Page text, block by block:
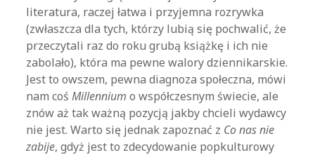
literatura, raczej łatwa i przyjemna rozrywka
(zwłaszcza dla tych, którzy lubią się pochwalić, że
przeczytali raz do roku grubą książkę i ich nie
zabolało), która ma pewne walory dziennikarskie.
Jest to owszem, pewna diagnoza społeczna, mówi
nam cośMillennium o współczesnym świecie, ale
znów aż tak ważną pozycją jakby chcieli wydawcy
nie jest. Warto się jednak zapoznać z Co nas nie
zabije, gdyż jest to zdecydowanie popkulturowy